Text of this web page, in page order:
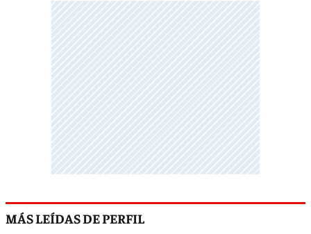
MÁS LEÍDAS DE PERFIL